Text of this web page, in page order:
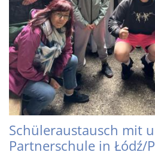
Schüleraustausch mit
Partnerschule in Łódź/